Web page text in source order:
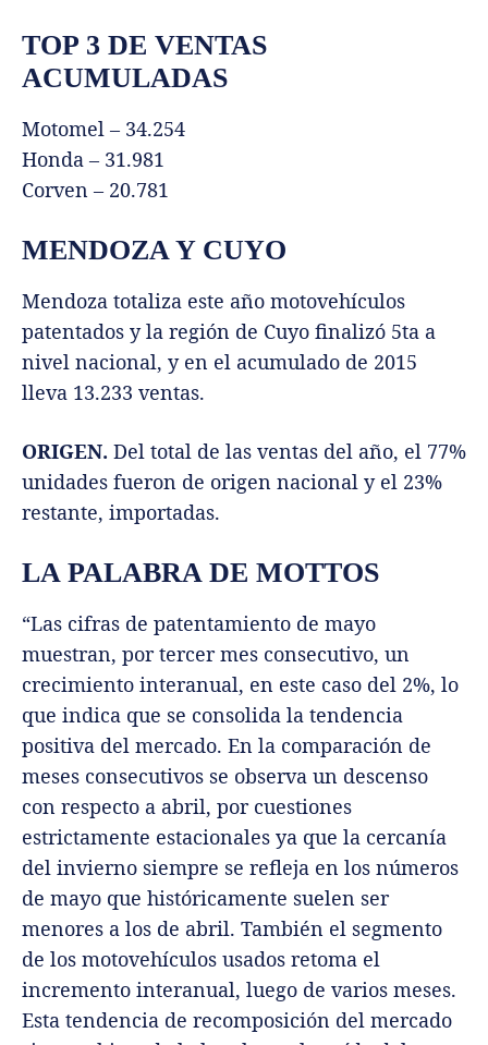
TOP 3 DE VENTAS
ACUMULADAS
Motomel – 34.254
Honda – 31.981
Corven – 20.781
MENDOZA Y CUYO
Mendoza totaliza este año motovehículos
patentados y la región de Cuyo finalizó 5ta a
nivel nacional, y en el acumulado de 2015
lleva 13.233 ventas.
ORIGEN. Del total de las ventas del año, el 77%
unidades fueron de origen nacional y el 23%
restante, importadas.
LA PALABRA DE MOTTOS
“Las cifras de patentamiento de mayo
muestran, por tercer mes consecutivo, un
crecimiento interanual, en este caso del 2%, lo
que indica que se consolida la tendencia
positiva del mercado. En la comparación de
meses consecutivos se observa un descenso
con respecto a abril, por cuestiones
estrictamente estacionales ya que la cercanía
del invierno siempre se refleja en los números
de mayo que históricamente suelen ser
menores a los de abril. También el segmento
de los motovehículos usados retoma el
incremento interanual, luego de varios meses.
Esta tendencia de recomposición del mercado